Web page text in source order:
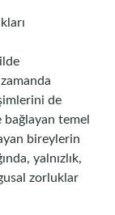
de
temel
bireylerin
yalnızlık,
zorluklar